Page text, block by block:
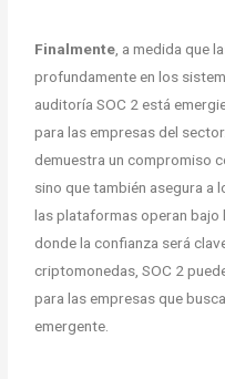
Finalmente , a medida que
profundamente en los
auditoría SOC 2 está
para las empresas del
demuestra un compromiso
sino que también asegura a
las plataformas operan bajo
donde la confianza será
criptomonedas, SOC 2
para las empresas que
emergente.